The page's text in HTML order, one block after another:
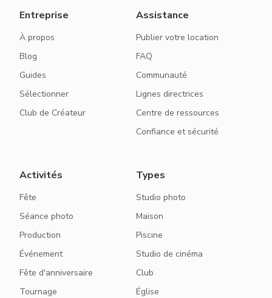
Entreprise
À propos
Blog
Guides
Sélectionner
Club de Créateur
Assistance
Publier votre location
FAQ
Communauté
Lignes directrices
Centre de ressources
Confiance et sécurité
Activités
Fête
Séance photo
Production
Événement
Fête d'anniversaire
Tournage
Types
Studio photo
Maison
Piscine
Studio de cinéma
Club
Église